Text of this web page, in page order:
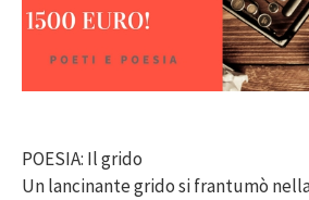
POESIA: Il grido
Un lancinante grido si frantumò